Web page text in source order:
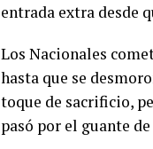
entrada extra desde
Los Nacionales
hasta que se
toque de sacrificio,
pasó por el guante